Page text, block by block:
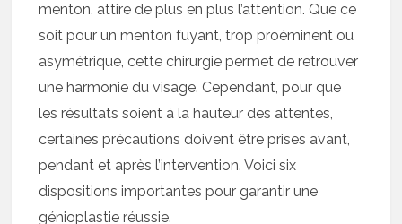
menton, attire de plus en plus l’attention. Que ce
soit pour un menton fuyant, trop proéminent ou
asymétrique, cette chirurgie permet de retrouver
une harmonie du visage. Cependant, pour que
les résultats soient à la hauteur des attentes,
certaines précautions doivent être prises avant,
pendant et après l’intervention. Voici six
dispositions importantes pour garantir une
génioplastie réussie.